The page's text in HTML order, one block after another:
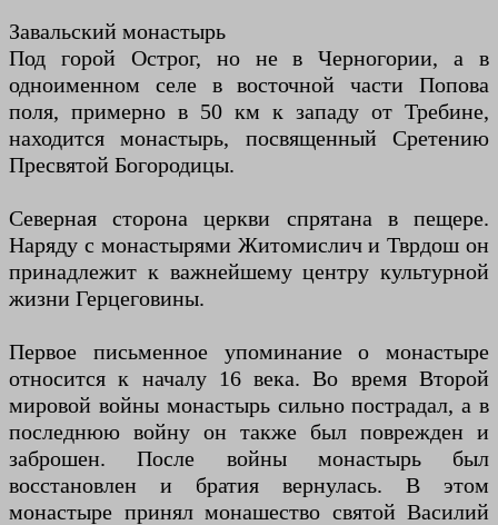
Завальский монастырь
Под горой Острог, но не в Черногории, а в
одноименном селе в восточной части Попова
поля, примерно в 50 км к западу от Требине,
находится монастырь, посвященный Сретению
Пресвятой Богородицы.
Северная сторона церкви спрятана в пещере.
Наряду с монастырями Житомислич и Тврдош он
принадлежит к важнейшему центру культурной
жизни Герцеговины.
Первое письменное упоминание о монастыре
относится к началу 16 века. Во время Второй
мировой войны монастырь сильно пострадал, а в
последнюю войну он также был поврежден и
заброшен. После войны монастырь был
восстановлен и братия вернулась. В этом
монастыре принял монашество святой Василий